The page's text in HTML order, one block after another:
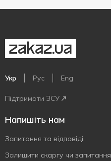
Укр Рус Eng
Підтримати ЗСУ
Напишіть нам
Запитання та відповіді
Залишити скаргу чи запитання